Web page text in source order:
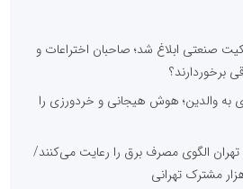
صنعتی ابلاغ شد؛ صاحبان اختراعات و
به والدین؛ هوش هیجانی و خردورزی را
تهران الگوی مصرف برق را رعایت می‌کنند/